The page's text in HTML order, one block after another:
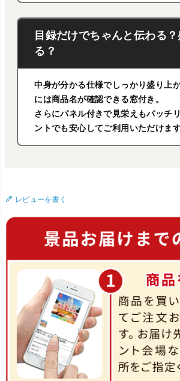
目録だけでちゃんと伝わる
る？
中身が分かる仕様でしっかり盛り上
には商品名が確認できる窓付き。
さらにパネル付きで見栄えもバッチ
ントでも安心してご利用いただけます
レビューを書く